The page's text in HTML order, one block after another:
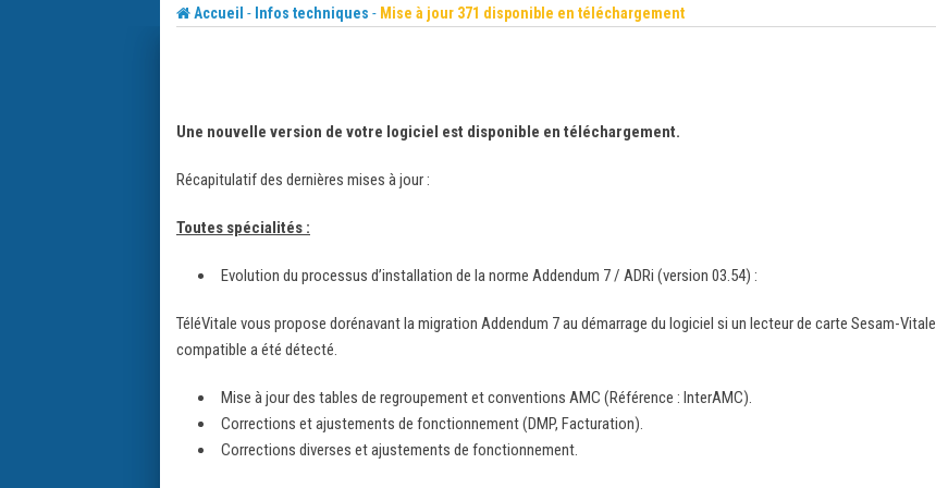
Accueil - Infos techniques - Mise à jour 371 disponible en téléchargement
Une nouvelle version de votre logiciel est disponible en téléchargement.
Récapitulatif des dernières mises à jour :
Toutes spécialités :
Evolution du processus d’installation de la norme Addendum 7 / ADRi (version 03.54) :
TéléVitale vous propose dorénavant la migration Addendum 7 au démarrage du logiciel si un lecteur de carte Sesam-Vitale
compatible a été détecté.
Mise à jour des tables de regroupement et conventions AMC (Référence : InterAMC).
Corrections et ajustements de fonctionnement (DMP, Facturation).
Corrections diverses et ajustements de fonctionnement.